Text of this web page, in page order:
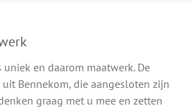
en daarom maatwerk. De
Bennekom, die aangesloten zijn
graag met u mee en zetten